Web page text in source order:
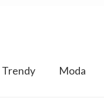
Trendy Moda